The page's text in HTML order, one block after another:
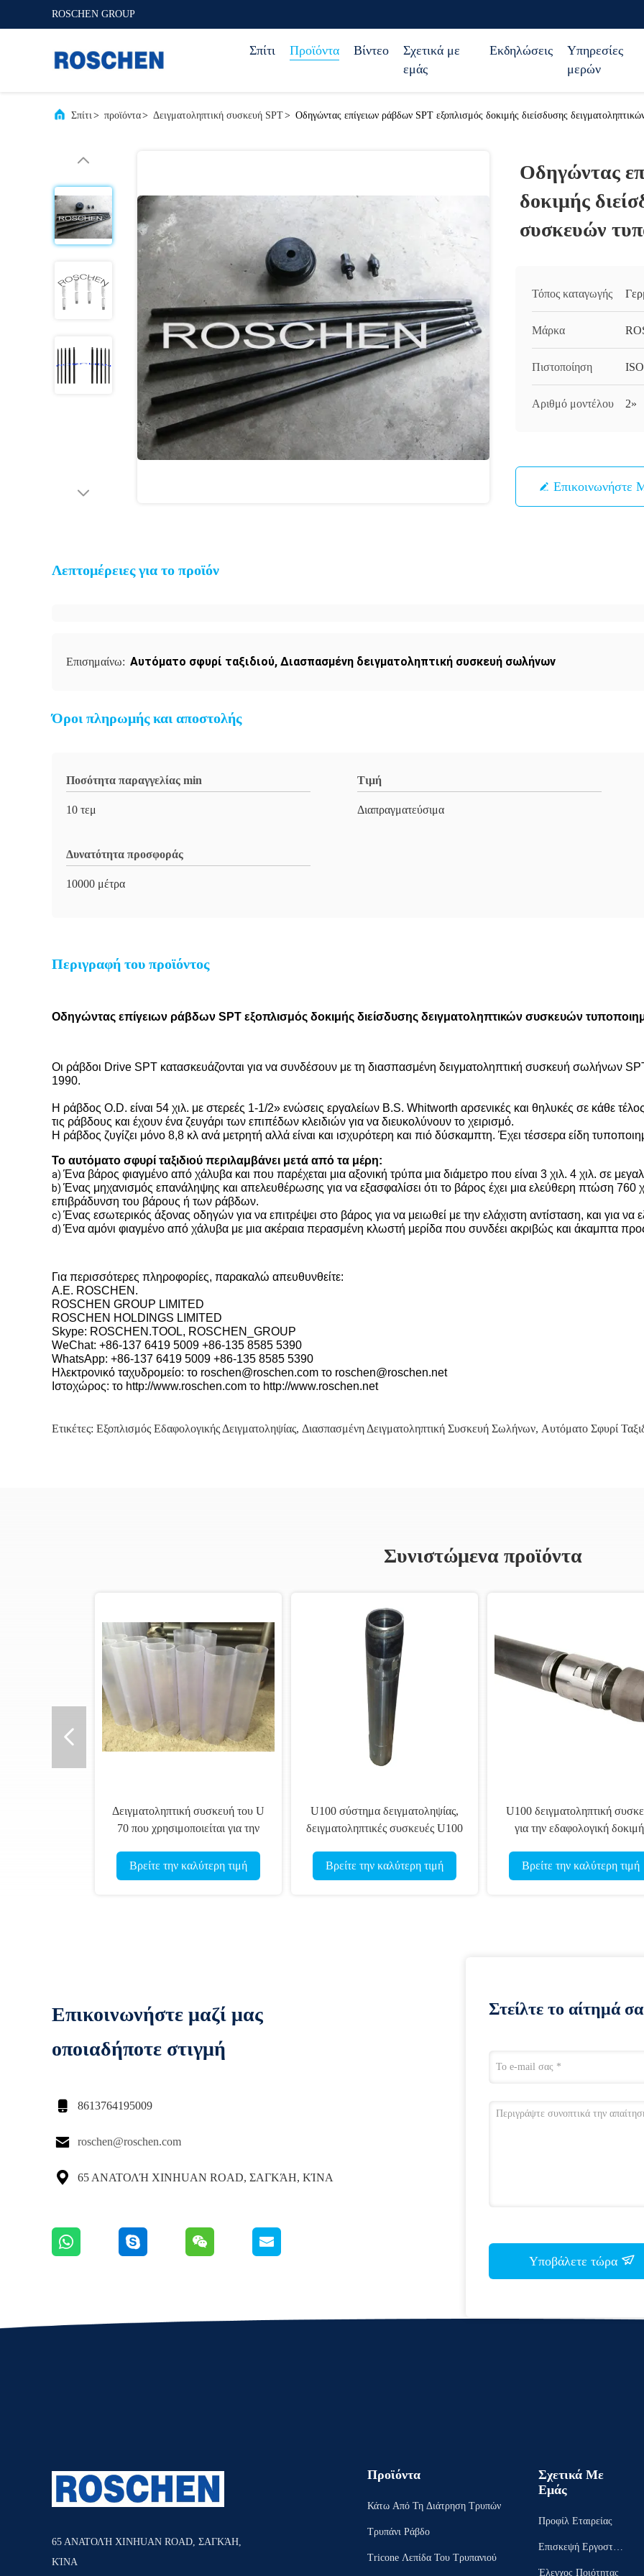
ROSCHEN GROUP
Σπίτι Προϊόντα Βίντεο
Σχετικά με
εμάς
Εκδηλώσεις
Υπηρεσίες
μερών
Σπίτι> προϊόντα> Δειγματοληπτική συσκευή SPT> Οδηγώντας επίγειων ράβδων SPT εξοπλισμός δοκιμής διείσδυσης
Οδηγώντας
δοκιμής
συσκευών
Τόπος καταγωγής
Μάρκα
Πιστοποίηση
Αριθμό μοντέλου 2»
Επικοινωνήστε
Λεπτομέρειες για το προϊόν
Επισημαίνω: Αυτόματο σφυρί ταξιδιού, Διασπασμένη δειγματοληπτική συσκευή σωλήνων
Όροι πληρωμής και αποστολής
Ποσότητα παραγγελίας min
10 τεμ
Τιμή
Διαπραγματεύσιμα
Δυνατότητα προσφοράς
10000 μέτρα
Περιγραφή του προϊόντος
Οδηγώντας επίγειων ράβδων SPT εξοπλισμός δοκιμής διείσδυσης δειγματοληπτικών συσκευών
Οι ράβδοι Drive SPT κατασκευάζονται για να συνδέσουν με τη διασπασμένη δειγματοληπτική συσκευή σωλήνων
1990.
Η ράβδος O.D. είναι 54 χιλ. με στερεές 1-1/2» ενώσεις εργαλείων B.S. Whitworth αρσενικές και θηλυκές σε κάθε
τις ράβδους και έχουν ένα ζευγάρι των επιπέδων κλειδιών για να διευκολύνουν το χειρισμό.
Η ράβδος ζυγίζει μόνο 8,8 κλ ανά μετρητή αλλά είναι και ισχυρότερη και πιό δύσκαμπτη. Έχει τέσσερα είδη
Το αυτόματο σφυρί ταξιδιού περιλαμβάνει μετά από τα μέρη:
a) Ένα βάρος φιαγμένο από χάλυβα και που παρέχεται μια αξονική τρύπα μια διάμετρο που είναι 3 χιλ. 4 χιλ. σε
b) Ένας μηχανισμός επανάληψης και απελευθέρωσης για να εξασφαλίσει ότι το βάρος έχει μια ελεύθερη πτώση 760
επιβράδυνση του βάρους ή των ράβδων.
c) Ένας εσωτερικός άξονας οδηγών για να επιτρέψει στο βάρος για να μειωθεί με την ελάχιστη αντίσταση, και για
d) Ένα αμόνι φιαγμένο από χάλυβα με μια ακέραια περασμένη κλωστή μερίδα που συνδέει ακριβώς και άκαμπτα
Για περισσότερες πληροφορίες, παρακαλώ απευθυνθείτε:
Α.Ε. ROSCHEN.
ROSCHEN GROUP LIMITED
ROSCHEN HOLDINGS LIMITED
Skype: ROSCHEN.TOOL, ROSCHEN_GROUP
WeChat: +86-137 6419 5009 +86-135 8585 5390
WhatsApp: +86-137 6419 5009 +86-135 8585 5390
Ηλεκτρονικό ταχυδρομείο: το roschen@roschen.com το roschen@roschen.net
Ιστοχώρος: το http://www.roschen.com το http://www.roschen.net
Ετικέτες: Εξοπλισμός Εδαφολογικής Δειγματοληψίας, Διασπασμένη Δειγματοληπτική Συσκευή Σωλήνων, Αυτόματο Σφυρί
Συνιστώμενα προϊόντα
Δειγματοληπτική συσκευή του U
70 που χρησιμοποιείται για την
εδαφολογικών δειγμάτων
Βρείτε την καλύτερη τιμή
U100 σύστημα δειγματοληψίας,
δειγματοληπτικές συσκευές U100
Βρείτε την καλύτερη τιμή
U100 δειγματοληπτική
για την εδαφολογική
70 που χρησιμοποιείται για
περιβαλλοντική διάτρυση
Βρείτε την καλύτερη τιμή
Επικοινωνήστε μαζί μας
οποιαδήποτε στιγμή
 8613764195009
 roschen@roschen.com
 65 ΑΝΑΤΟΛΉ XINHUAN ROAD, ΣΑΓΚΆΗ, ΚΊΝΑ
Στείλτε το αίτημά
Υποβάλετε τώρα
65 ΑΝΑΤΟΛΉ XINHUAN ROAD, ΣΑΓΚΆΗ,
ΚΊΝΑ
Προϊόντα
Κάτω Από Τη Διάτρηση Τρυπών
Τρυπάνι Ράβδο
Tricone Λεπίδα Του Τρυπανιού
Σχετικά Με
Εμάς
Προφίλ Εταιρείας
Επισκεψή Εργοστασ
Έλεγχος Ποιότητας